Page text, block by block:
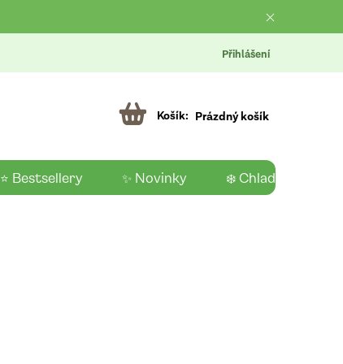
Přihlášení
Prázdný košík
⭐ Bestsellery ✨ Novinky ❄️ Chladící